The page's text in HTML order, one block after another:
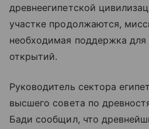
древнеегипетской
участке продолжаются,
необходимая поддержка
открытий.
Руководитель сектора
высшего совета по
Бади сообщил, что